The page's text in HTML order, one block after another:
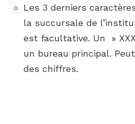
Les 3 derniers
la succursale de
est facultative. Un »
un bureau principal.
des chiffres.